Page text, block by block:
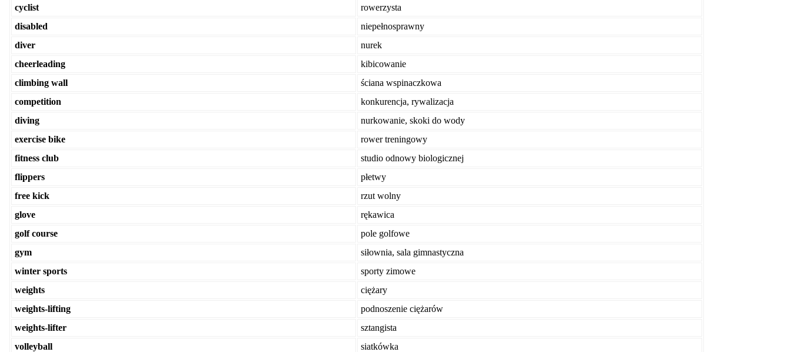
cyclist
rowerzysta
disabled
niepełnosprawny
diver
nurek
cheerleading
kibicowanie
climbing wall
ściana wspinaczkowa
competition
konkurencja, rywalizacja
diving
nurkowanie, skoki do wody
exercise bike
rower treningowy
fitness club
studio odnowy biologicznej
flippers
płetwy
free kick
rzut wolny
glove
rękawica
golf course
pole golfowe
gym
siłownia, sala gimnastyczna
winter sports
sporty zimowe
weights
ciężary
weights-lifting
podnoszenie ciężarów
weights-lifter
sztangista
volleyball
siatkówka